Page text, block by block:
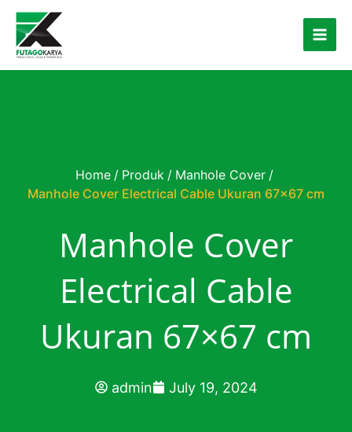
Skip to content
Home / Produk / Manhole Cover /
Manhole Cover Electrical Cable Ukuran 67×67 cm
Manhole Cover
Electrical Cable
Ukuran 67×67 cm
admin July 19, 2024